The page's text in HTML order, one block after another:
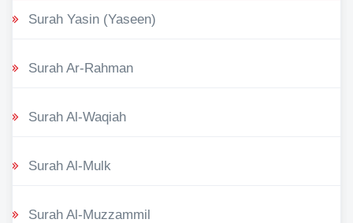
Surah Yasin (Yaseen)
Surah Ar-Rahman
Surah Al-Waqiah
Surah Al-Mulk
Surah Al-Muzzammil